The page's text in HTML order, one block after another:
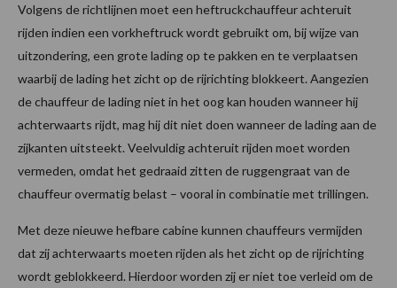
Volgens de richtlijnen moet een heftruckchauffeur achteruit
rijden indien een vorkheftruck wordt gebruikt om, bij wijze van
uitzondering, een grote lading op te pakken en te verplaatsen
waarbij de lading het zicht op de rijrichting blokkeert. Aangezien
de chauffeur de lading niet in het oog kan houden wanneer hij
achterwaarts rijdt, mag hij dit niet doen wanneer de lading aan de
zijkanten uitsteekt. Veelvuldig achteruit rijden moet worden
vermeden, omdat het gedraaid zitten de ruggengraat van de
chauffeur overmatig belast – vooral in combinatie met trillingen.
Met deze nieuwe hefbare cabine kunnen chauffeurs vermijden
dat zij achterwaarts moeten rijden als het zicht op de rijrichting
wordt geblokkeerd. Hierdoor worden zij er niet toe verleid om de